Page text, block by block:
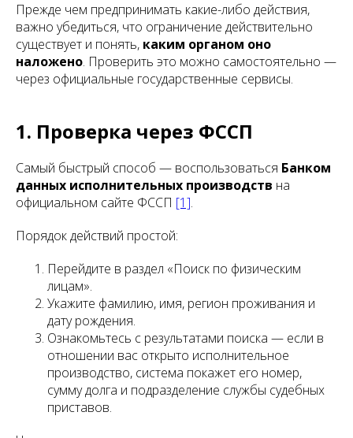
Прежде чем предпринимать какие-либо действия,
важно убедиться, что ограничение действительно
существует и понять, каким органом оно
наложено. Проверить это можно самостоятельно —
через официальные государственные сервисы.
1. Проверка через ФССП
Самый быстрый способ — воспользоваться Банком
данных исполнительных производств на
официальном сайте ФССП [1].
Порядок действий простой:
Перейдите в раздел «Поиск по физическим
лицам».
Укажите фамилию, имя, регион проживания и
дату рождения.
Ознакомьтесь с результатами поиска — если в
отношении вас открыто исполнительное
производство, система покажет его номер,
сумму долга и подразделение службы судебных
приставов.